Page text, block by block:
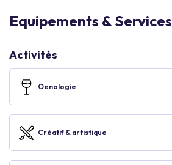
Equipements & Services
Activités
Oenologie
Créatif & artistique